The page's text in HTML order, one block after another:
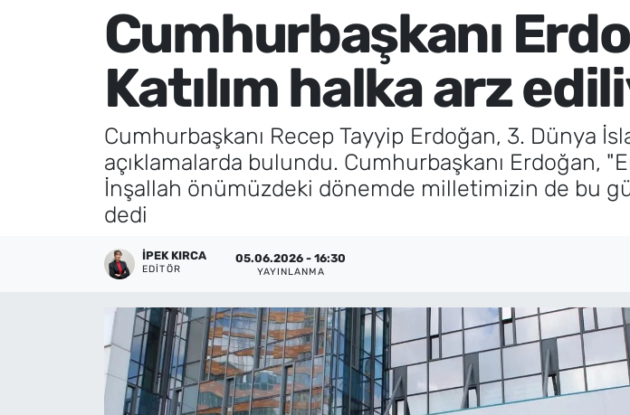
Cumhurbaşkanı
Katılım halka arz
Cumhurbaşkanı Recep Tayyip Erdoğan, 3. Dünya
açıklamalarda bulundu. Cumhurbaşkanı Erdoğan,
İnşallah önümüzdeki dönemde milletimizin de bu
dedi
İPEK KIRCA
EDITÖR
05.06.2026 - 16:30
YAYINLANMA
İletişim